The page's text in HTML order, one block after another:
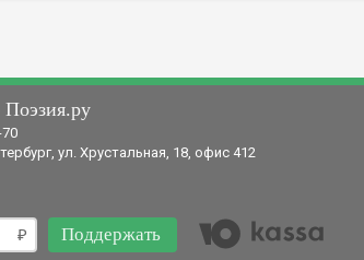
Поэзия.ру
ул. Хрустальная, 18, офис 412
Поддержать